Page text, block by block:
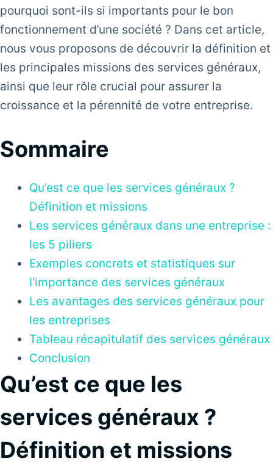
pourquoi sont-ils si importants pour le bon
fonctionnement d’une société ? Dans cet article,
nous vous proposons de découvrir la définition et
les principales missions des services généraux,
ainsi que leur rôle crucial pour assurer la
croissance et la pérennité de votre entreprise.
Sommaire
Qu’est ce que les services généraux ?
Définition et missions
Les services généraux dans une entreprise :
les 5 piliers
Exemples concrets et statistiques sur
l’importance des services généraux
Les avantages des services généraux pour
les entreprises
Tableau récapitulatif des services généraux
Conclusion
Qu’est ce que les
services généraux ?
Définition et missions